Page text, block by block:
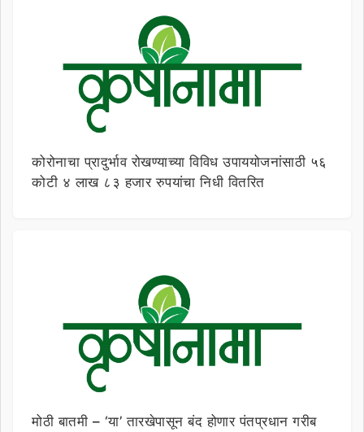
कोरोनाचा प्रादुर्भाव रोखण्याच्या विविध उपाययोजनांसाठी ५६
कोटी ४ लाख ८३ हजार रुपयांचा निधी वितरित
मोठी बातमी – ‘या’ तारखेपासून बंद होणार पंतप्रधान गरीब